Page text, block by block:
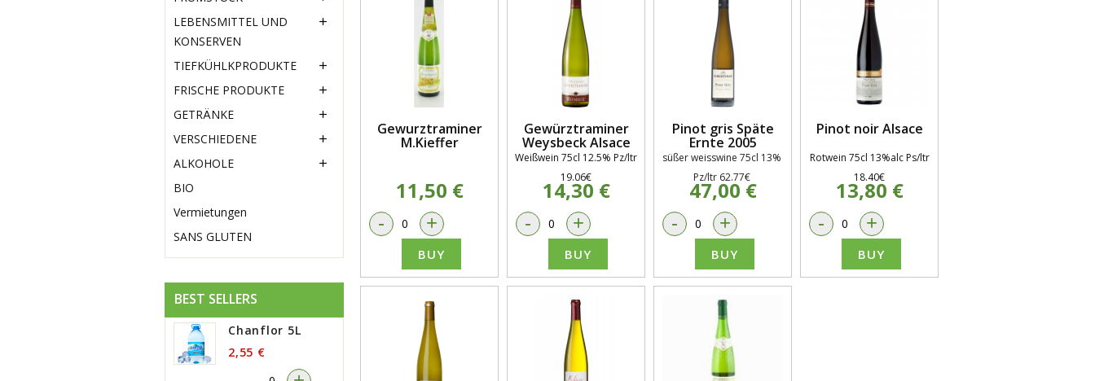
LEBENSMITTEL UND
KONSERVEN

TIEFKÜHLKPRODUKTE 
FRISCHE PRODUKTE 
GETRÄNKE 
VERSCHIEDENE 
ALKOHOLE 
BIO
Vermietungen
SANS GLUTEN
BEST SELLERS
Chanflor 5L
2,55 €
Gewurztraminer
M.Kieffer
11,50 €
- +
BUY
Gewürztraminer
Weysbeck Alsace
Weißwein 75cl 12.5% Pz/ltr
19.06€
14,30 €
- +
BUY
Pinot gris Späte
Ernte 2005
süßer weisswine 75cl 13%
Pz/ltr 62.77€
47,00 €
- +
BUY
Pinot noir Alsace
Rotwein 75cl 13%alc Ps/ltr
18.40€
13,80 €
- +
BUY